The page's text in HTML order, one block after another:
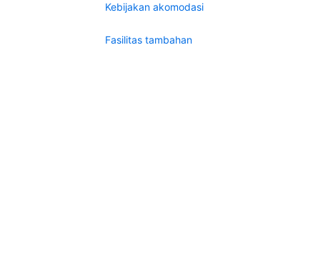
Kebijakan akomodasi
Fasilitas tambahan